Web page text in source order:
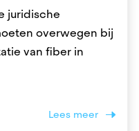
juridische
overwegen bij
van fiber in
Lees meer